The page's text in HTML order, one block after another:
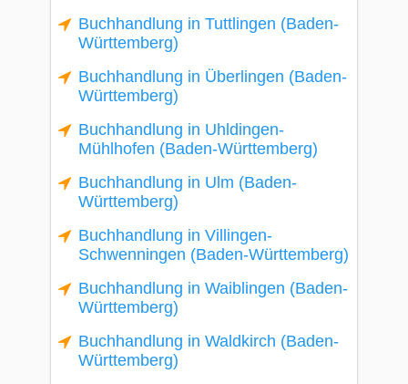
Buchhandlung in Tuttlingen (Baden-
Württemberg)
Buchhandlung in Überlingen (Baden-
Württemberg)
Buchhandlung in Uhldingen-
Mühlhofen (Baden-Württemberg)
Buchhandlung in Ulm (Baden-
Württemberg)
Buchhandlung in Villingen-
Schwenningen (Baden-Württemberg)
Buchhandlung in Waiblingen (Baden-
Württemberg)
Buchhandlung in Waldkirch (Baden-
Württemberg)